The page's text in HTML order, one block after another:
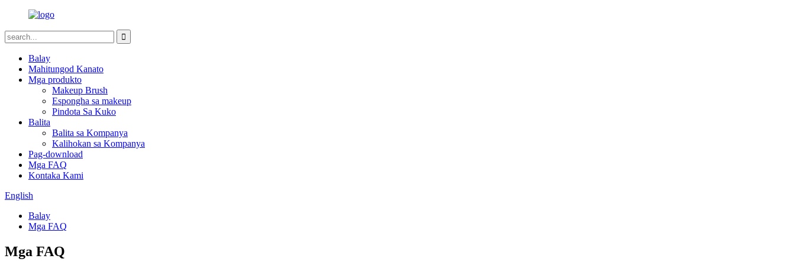
Balay
Mahitungod Kanato
Mga produkto
Makeup Brush
Espongha sa makeup
Pindota Sa Kuko
Balita
Balita sa Kompanya
Kalihokan sa Kompanya
Pag-download
Mga FAQ
Kontaka Kami
English
Balay
Mga FAQ
Mga FAQ